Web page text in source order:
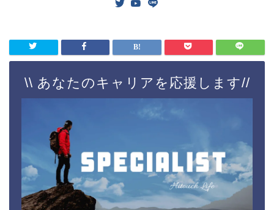
業務のやりがいがない・・・